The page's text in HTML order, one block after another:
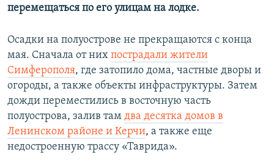
перемещаться по его улицам на лодке.
Осадки на полуострове не прекращаются с конца
мая. Сначала от них пострадали жители
Симферополя, где затопило дома, частные дворы и
огороды, а также объекты инфраструктуры. Затем
дожди переместились в восточную часть
полуострова, залив там два десятка домов в
Ленинском районе и Керчи, а также еще
недостроенную трассу «Таврида».